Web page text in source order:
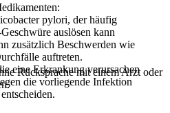
pylori, der häufig
auslösen kann
zusätzlich Beschwerden wie
auftreten.
eine Erkrankung verursachen
die vorliegende Infektion
Rücksprache mit einem Arzt oder